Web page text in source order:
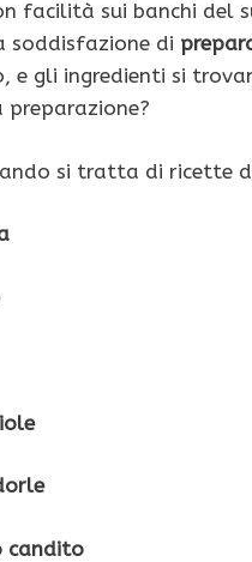
facilità sui banchi del
soddisfazione di
e gli ingredienti si
si tratta di ricette
candito